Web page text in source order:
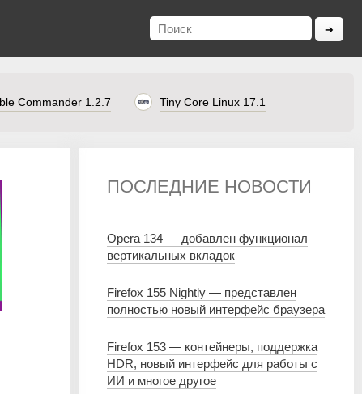
Commander 1.2.7 Tiny Core Linux 17.1
ПОСЛЕДНИЕ НОВОСТИ
Opera 134 — добавлен функционал
вертикальных вкладок
Firefox 155 Nightly — представлен
полностью новый интерфейс браузера
Firefox 153 — контейнеры, поддержка
HDR, новый интерфейс для работы с
ИИ и многое другое